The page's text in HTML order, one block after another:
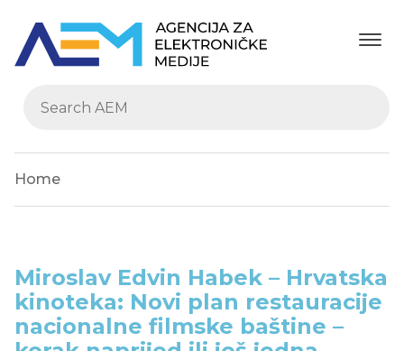
Home
Miroslav Edvin Habek – Hrvatska
kinoteka: Novi plan restauracije
nacionalne filmske baštine –